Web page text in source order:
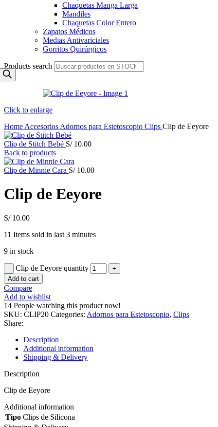
Chaquetas Manga Larga
Mandiles
Chaquetas Color Entero
Zapatos Médicos
Medias Antivariciales
Gorritos Quirúrgicos
Products search
Click to enlarge
Home Accesorios Adornos para Estetoscopio Clips Clip de Eeyore
Clip de Stitch Bebé S/10.00
Back to products
Clip de Minnie Cara S/10.00
Clip de Eeyore
S/10.00
11 Items sold in last 3 minutes
9 in stock
Clip de Eeyore quantity
Add to cart
Compare
Add to wishlist
14 People watching this product now!
SKU: CLIP20 Categories: Adornos para Estetoscopio, Clips
Share:
Description
Additional information
Shipping & Delivery
Description
Clip de Eeyore
Additional information
Tipo Clips de Silicona